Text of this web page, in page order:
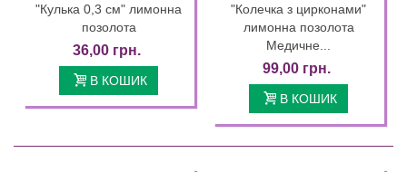
"Кулька 0,3 см" лимонна
позолота
36,00 грн.
В КОШИК
"Колечка з цирконами"
лимонна позолота
Медичне...
99,00 грн.
В КОШИК